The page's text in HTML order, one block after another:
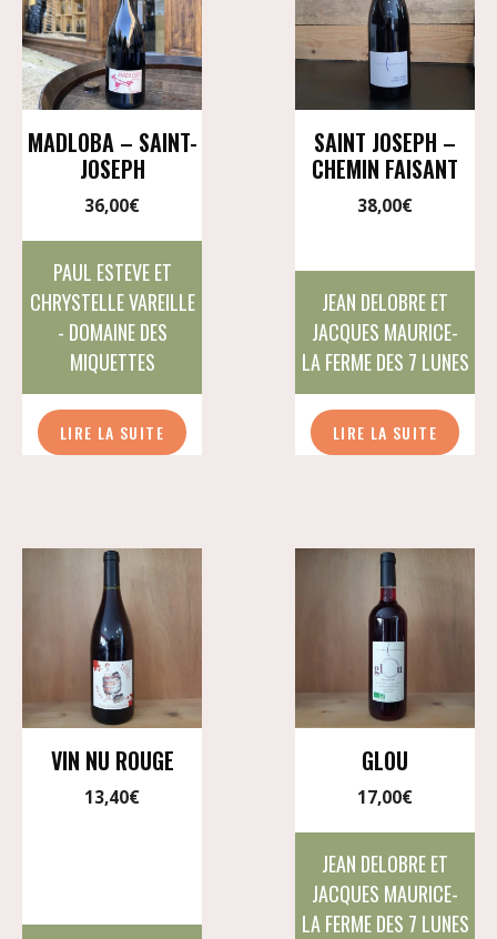
MADLOBA – SAINT-
JOSEPH
36,00€
PAUL ESTEVE ET
CHRYSTELLE VAREILLE
- DOMAINE DES
MIQUETTES
LIRE LA SUITE
SAINT JOSEPH –
CHEMIN FAISANT
38,00€
JEAN DELOBRE ET
JACQUES MAURICE-
LA FERME DES 7 LUNES
LIRE LA SUITE
VIN NU ROUGE
13,40€
GLOU
17,00€
JEAN DELOBRE ET
JACQUES MAURICE-
LA FERME DES 7 LUNES